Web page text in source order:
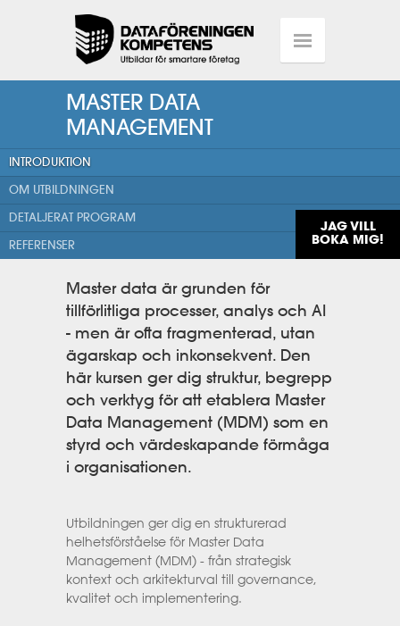
MASTER DATA
MANAGEMENT
INTRODUKTION
OM UTBILDNINGEN
DETALJERAT PROGRAM
REFERENSER
JAG VILL
BOKA MIG!
Master data är grunden för
tillförlitliga processer, analys och AI
- men är ofta fragmenterad, utan
ägarskap och inkonsekvent. Den
här kursen ger dig struktur, begrepp
och verktyg för att etablera Master
Data Management (MDM) som en
styrd och värdeskapande förmåga
i organisationen.
Utbildningen ger dig en strukturerad
helhetsförståelse för Master Data
Management (MDM) - från strategisk
kontext och arkitekturval till governance,
kvalitet och implementering.